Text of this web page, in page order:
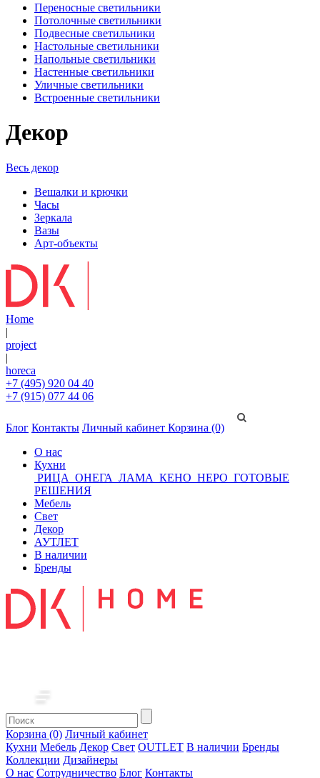
Переносные светильники
Потолочные светильники
Подвесные светильники
Настольные светильники
Напольные светильники
Настенные светильники
Уличные светильники
Встроенные светильники
Декор
Весь декор
Вешалки и крючки
Часы
Зеркала
Вазы
Арт-объекты
Home
|
project
|
horeca
+7 (495) 920 04 40
+7 (915) 077 44 06
Блог Контакты Личный кабинет Корзина (0)
О нас
Кухни
РИЦА ОНЕГА ЛАМА КЕНО НЕРО ГОТОВЫЕ
РЕШЕНИЯ
Мебель
Свет
Декор
АУТЛЕТ
В наличии
Бренды
Корзина (0) Личный кабинет
Кухни Мебель Декор Свет OUTLET В наличии Бренды
Коллекции Дизайнеры
О нас Сотрудничество Блог Контакты